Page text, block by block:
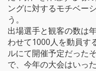
ングに対するモチベー
う。
出場選手と観客の数は
わせて1000人を動員す
ルにて開催予定だった
で、今年の大会はいっ